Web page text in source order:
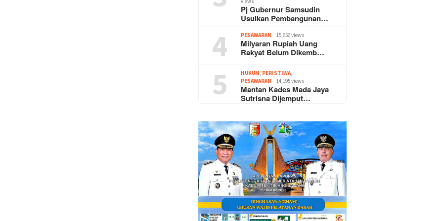
Pj Gubernur Samsudin
Usulkan Pembangunan…
4 PESAWARAN 15,656 views
Milyaran Rupiah Uang
Rakyat Belum Dikemb…
5 HUKUM PERISTIWA
PESAWARAN
14,195 views
Mantan Kades Mada Jaya
Sutrisna Dijemput…